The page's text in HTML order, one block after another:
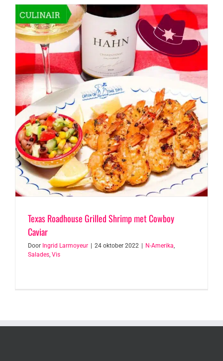
Texas Roadhouse Grilled Shrimp met Cowboy
Caviar
Door Ingrid Larmoyeur 24 oktober 2022 N-Amerika,
Salades, Vis